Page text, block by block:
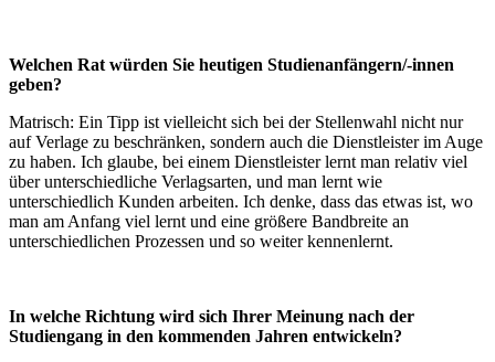
Welchen Rat würden Sie heutigen Studienanfängern/-innen
geben?
Matrisch: Ein Tipp ist vielleicht sich bei der Stellenwahl nicht nur
auf Verlage zu beschränken, sondern auch die Dienstleister im Auge
zu haben. Ich glaube, bei einem Dienstleister lernt man relativ viel
über unterschiedliche Verlagsarten, und man lernt wie
unterschiedlich Kunden arbeiten. Ich denke, dass das etwas ist, wo
man am Anfang viel lernt und eine größere Bandbreite an
unterschiedlichen Prozessen und so weiter kennenlernt.
In welche Richtung wird sich Ihrer Meinung nach der
Studiengang in den kommenden Jahren entwickeln?